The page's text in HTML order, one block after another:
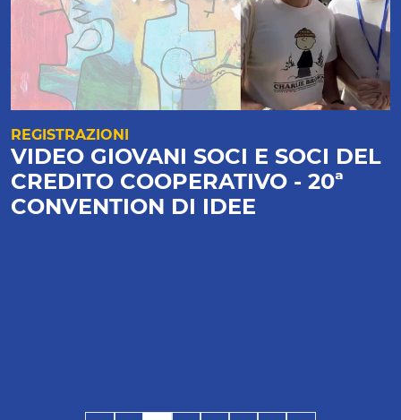
REGISTRAZIONI
VIDEO GIOVANI SOCI E SOCI DEL
CREDITO COOPERATIVO - 20ª
CONVENTION DI IDEE